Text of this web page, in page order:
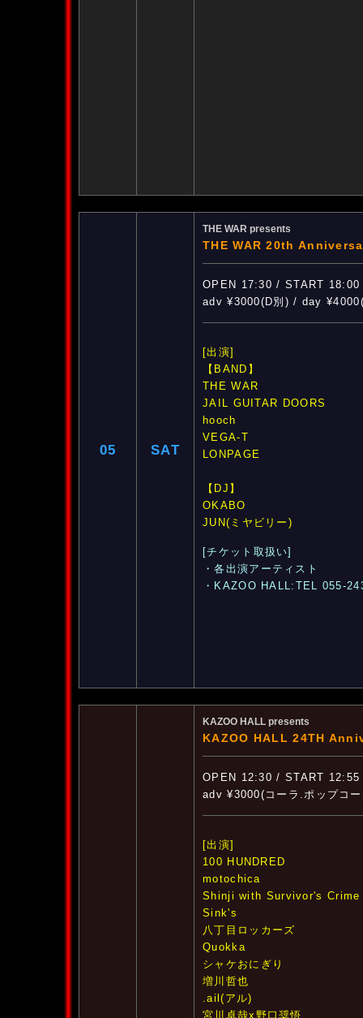
05 SAT
THE WAR presents
THE WAR 20th
OPEN 17:30 / START 18:00
adv ¥3000(D別) / day
[出演]
【BAND】
THE WAR
JAIL GUITAR DOORS
hooch
VEGA-T
LONPAGE
【DJ】
OKABO
JUN(ミヤビリー)
[チケット取扱い]
・各出演アーティスト
・KAZOO HALL:TEL 055-
KAZOO HALL presents
KAZOO HALL 24TH
OPEN 12:30 / START 12:55
adv ¥3000(コーラ.ポップコ
[出演]
100 HUNDRED
motochica
Shinji with Survivor's Crime
Sink's
八丁目ロッカーズ
Quokka
シャケおにぎり
増川哲也
.ail(アル)
宮川卓哉x野口奨悟